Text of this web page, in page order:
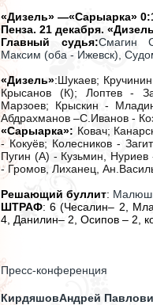
«Дизель» —«Сарыарка»
Пенза. 21 декабря.
Главный судья:Смагин
Максим (оба - Ижевск),
«Дизель»:Шукаев;
Крысанов (К); Лоптев -
Марзоев; Крыскин -
Абдрахманов –С.Иванов -
«Сарыарка»: Ковач;
- Кокуёв; Колесников -
Пугин (А) - Кузьмин,
- Громов, Лиханец,
Решающий буллит:
ШТРАФ: 6 (Чесалин– 2,
4, Данилин– 2, Осипов – 2,
Пресс-конференция
КирдяшовАндрей